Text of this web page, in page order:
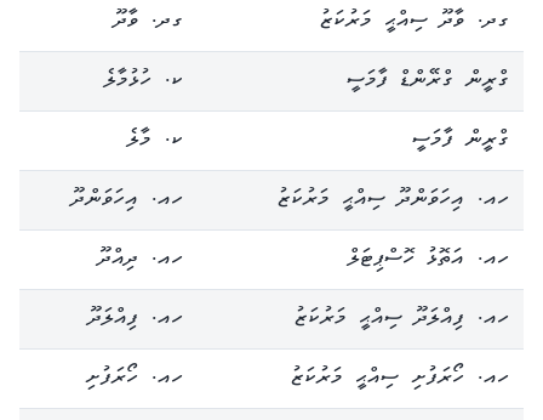
ގދ. ވާދޫ ސިއްޙީ މަރުކަޒު
ގދ. ވާދޫ
ގްރީން ގްރޭންޑް ފާމަސީ
ކ. ހުޅުމާލެ
ގްރީން ފާމަސީ
ކ. މާލެ
ހއ. އިހަވަންދޫ ސިއްޙީ މަރުކަޒު
ހއ. އިހަވަންދޫ
ހއ. އަތޮޅު ހޮސްޕިޓަލް
ހއ. ދިއްދޫ
ހއ. ފިއްލަދޫ ސިއްޙީ މަރުކަޒު
ހއ. ފިއްލަދޫ
ހއ. ހޯރަފުށި ސިއްޙީ މަރުކަޒު
ހއ. ހޯރަފުށި